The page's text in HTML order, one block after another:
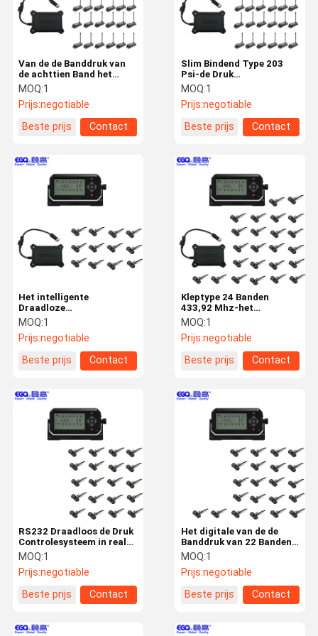
Ongeveer
Ons
Fabrieksreis
Kwaliteitsco
Contacteer
Verzoek Om
NEWS
Het Controlesysteem van de banddruk
Systemen voor de controle van de bandenspanning van aanhangwagens
De Druk Controlesysteem van de vrachtwagenband
Bus TPMS
OTR TPMS
Slim Bindend Type 203
Psi-de Druk
Controlesysteem van de
Vrachtwagenband
MOQ:1
Prijs:negotiable
Beste prijs
Contact
Van de de Banddruk van
de achttien Band het
Interne Vrachtwagen
Controlesysteem
MOQ:1
Prijs:negotiable
Beste prijs
Contact
Kleptype 24 Banden
433,92 Mhz-het
Controlesysteem van de
Vrachtwagenband
MOQ:1
Prijs:negotiable
Beste prijs
Contact
Het intelligente
Draadloze
Controlesysteem van de
Banddruk voor rv
MOQ:1
Prijs:negotiable
Beste prijs
Contact
Het digitale van de de
Banddruk van 22 Banden
Draadloze Tpms
Controlesysteem
MOQ:1
Prijs:negotiable
Beste prijs
Contact
RS232 Draadloos de Druk
Controlesysteem in real
time van de
Vrachtwagenband
MOQ:1
Prijs:negotiable
Beste prijs
Contact